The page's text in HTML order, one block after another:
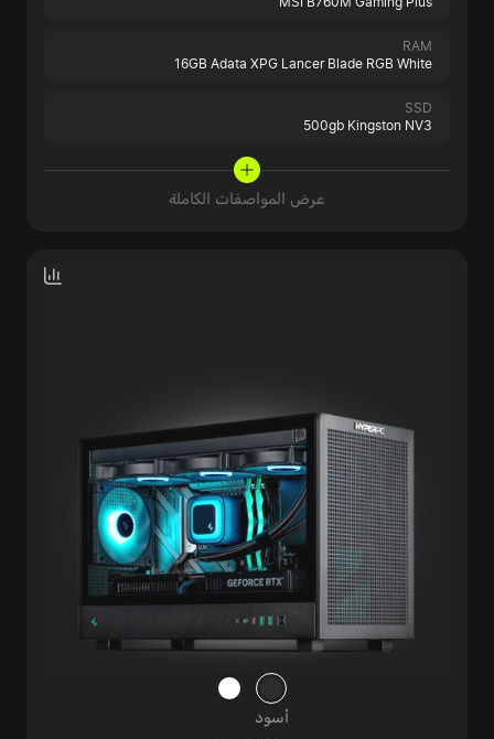
RAM
16GB Adata XPG Lancer Blade RGB White
SSD
500gb Kingston NV3
عرض المواصفات الكاملة
أسود